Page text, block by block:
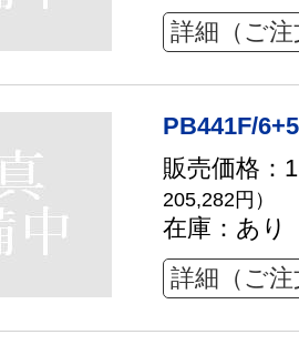
詳細（ご
PB441F/
販売価格：
205,282円）
在庫：あり
詳細（ご